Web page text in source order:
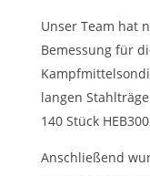
Unser Team hat
Bemessung für
langen
140 Stück
Anschließend